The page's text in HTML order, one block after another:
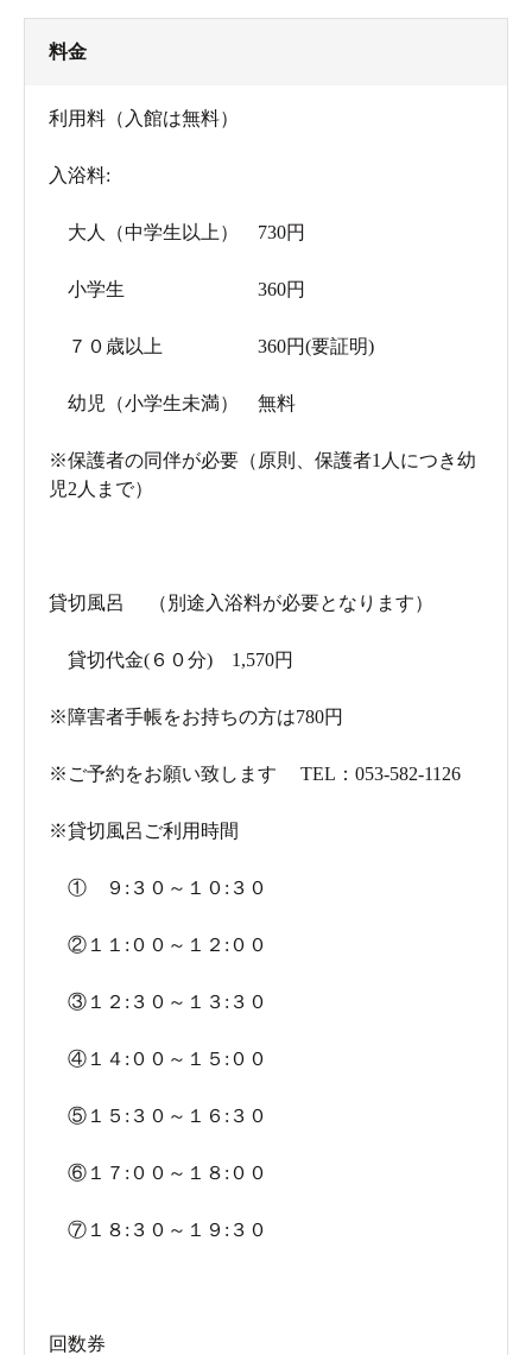
料金
利用料（入館は無料）
入浴料:
大人（中学生以上） 730円
小学生 360円
７０歳以上 360円(要証明)
幼児（小学生未満） 無料
※保護者の同伴が必要（原則、保護者1人につき幼
児2人まで）
貸切風呂 （別途入浴料が必要となります）
貸切代金(６０分) 1,570円
※障害者手帳をお持ちの方は780円
※ご予約をお願い致します TEL：053-582-1126
※貸切風呂ご利用時間
① ９:３０～１０:３０
②１１:００～１２:００
③１２:３０～１３:３０
④１４:００～１５:００
⑤１５:３０～１６:３０
⑥１７:００～１８:００
⑦１８:３０～１９:３０
回数券